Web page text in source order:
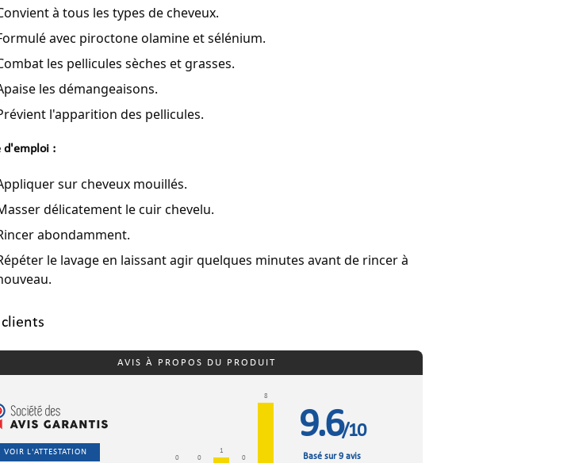
à tous les types de cheveux.
avec piroctone olamine et sélénium.
les pellicules sèches et grasses.
les démangeaisons.
l'apparition des pellicules.
d'emploi :
sur cheveux mouillés.
délicatement le cuir chevelu.
abondamment.
le lavage en laissant agir quelques minutes avant de rincer à
AVIS À PROPOS DU PRODUIT
VOIR L'ATTESTATION
0 0
1
0
8
9.6/10
Basé sur 9 avis